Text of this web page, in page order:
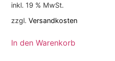
inkl. 19 % MwSt.
zzgl. Versandkosten
In den Warenkorb